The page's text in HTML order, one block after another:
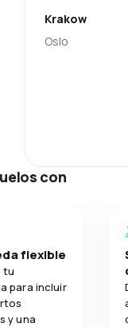
3,8
Krakow
Oslo
con
flexible
tu
para incluir
y una